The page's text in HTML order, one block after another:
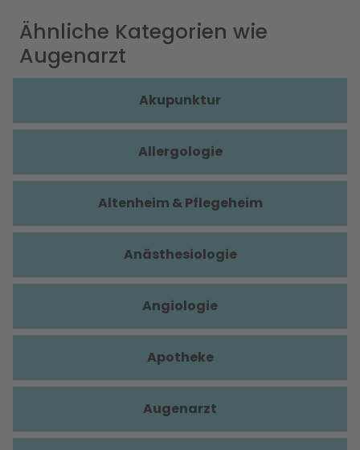
Ähnliche Kategorien wie
Augenarzt
Akupunktur
Allergologie
Altenheim & Pflegeheim
Anästhesiologie
Angiologie
Apotheke
Augenarzt